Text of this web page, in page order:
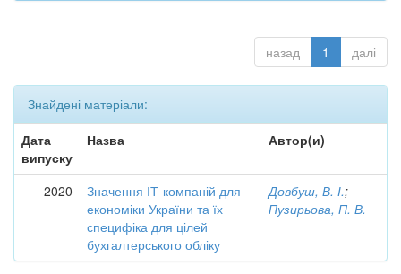
назад 1 далі
Знайдені матеріали:
Дата
випуску
Назва Автор(и)
2020
Значення ІТ-компаній для
економіки України та їх
специфіка для цілей
бухгалтерського обліку
Довбуш, В. І.;
Пузирьова, П. В.